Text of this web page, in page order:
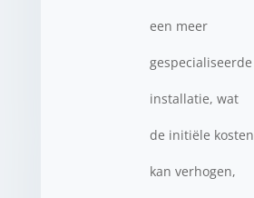
een meer
gespecialiseerde
installatie, wat
de initiële kosten
kan verhogen,